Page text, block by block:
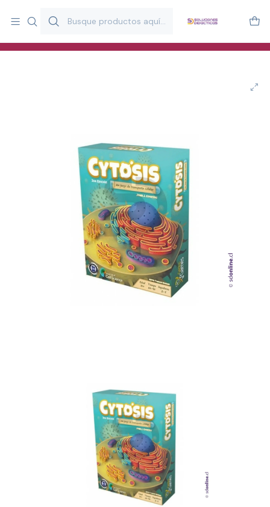
y estimulación infantil en Chile.
Especialistas en recursos educativos para aulas, terapeutas y